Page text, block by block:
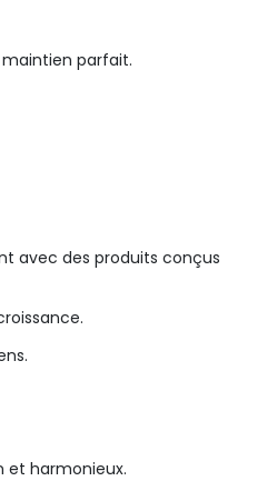
parfait.
avec des produits conçus
et harmonieux.